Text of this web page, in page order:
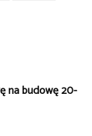
na budowę 20-